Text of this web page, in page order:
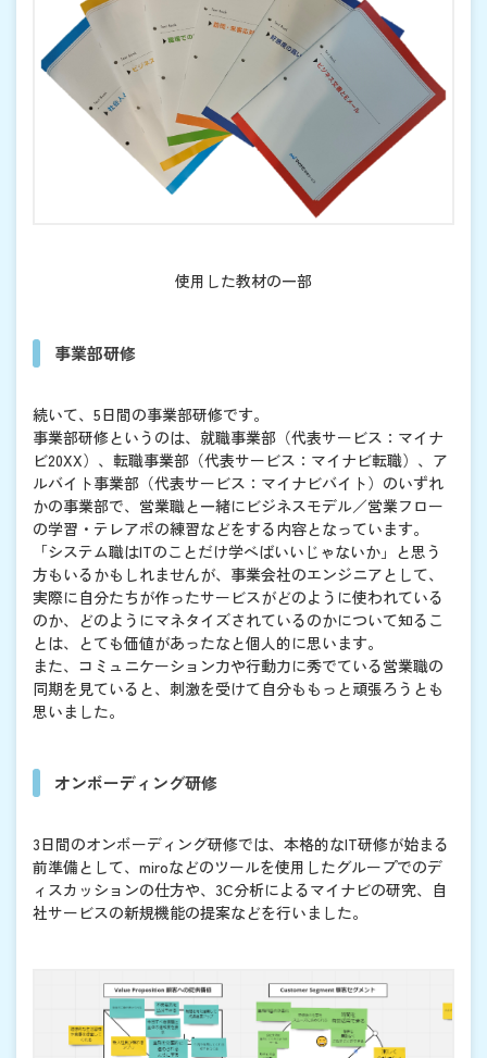
使用した教材の一部
事業部研修
続いて、5日間の事業部研修です。
事業部研修というのは、就職事業部（代表サービス：マイナ
ビ20XX）、転職事業部（代表サービス：マイナビ転職）、ア
ルバイト事業部（代表サービス：マイナビバイト）のいずれ
かの事業部で、営業職と一緒にビジネスモデル／営業フロー
の学習・テレアポの練習などをする内容となっています。
「システム職はITのことだけ学べばいいじゃないか」と思う
方もいるかもしれませんが、事業会社のエンジニアとして、
実際に自分たちが作ったサービスがどのように使われている
のか、どのようにマネタイズされているのかについて知るこ
とは、とても価値があったなと個人的に思います。
また、コミュニケーション力や行動力に秀でている営業職の
同期を見ていると、刺激を受けて自分ももっと頑張ろうとも
思いました。
オンボーディング研修
3日間のオンボーディング研修では、本格的なIT研修が始まる
前準備として、miroなどのツールを使用したグループでのデ
ィスカッションの仕方や、3C分析によるマイナビの研究、自
社サービスの新規機能の提案などを行いました。